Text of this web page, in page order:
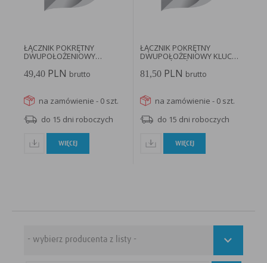
ŁĄCZNIK POKRĘTNY
DWUPOŁOŻENIOWY
49,40PLN brutto
na zamówienie - 0 szt.
do 15 dni roboczych
WIĘCEJ
ŁĄCZNIK POKRĘTNY
DWUPOŁOŻENIOWY KLUCZ 1
NO PIERŚCIEŃ...
81,50 PLN brutto
na zamówienie - 0 szt.
do 15 dni roboczych
WIĘCEJ